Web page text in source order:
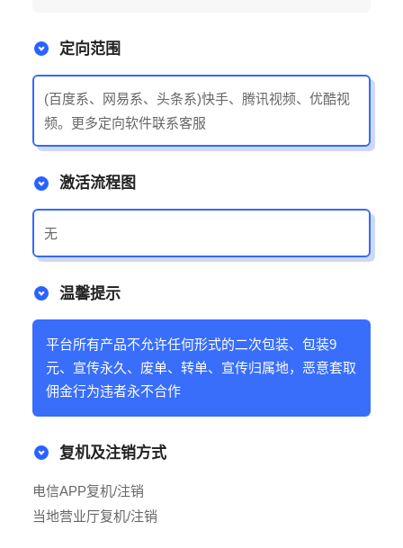
定向范围
(百度系、网易系、头条系)快手、腾讯视频、优酷视
频。更多定向软件联系客服
激活流程图
无
温馨提示
平台所有产品不允许任何形式的二次包装、包装9
元、宣传永久、废单、转单、宣传归属地，恶意套取
佣金行为违者永不合作
复机及注销方式
电信APP复机/注销
当地营业厅复机/注销